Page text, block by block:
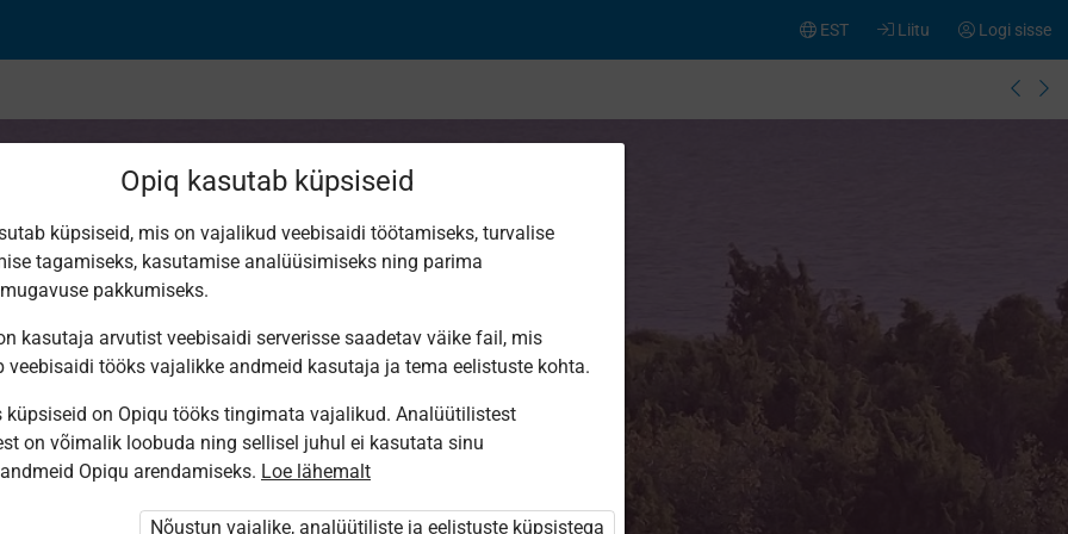
Logi sisse
Liitu
EST
ja nende kaitse
ole Opiqusse sisse logitud.
Opiq kasutab küpsiseid
küpsiseid, mis on vajalikud veebisaidi töötamiseks, turvalise
tagamiseks, kasutamise analüüsimiseks ning parima
pakkumiseks.
kasutaja arvutist veebisaidi serverisse saadetav väike fail, mis
veebisaidi tööks vajalikke andmeid kasutaja ja tema eelistuste kohta.
küpsiseid on Opiqu tööks tingimata vajalikud. Analüütilistest
on võimalik loobuda ning sellisel juhul ei kasutata sinu
Opiqu arendamiseks. Loe lähemalt
Nõustun vajalike, analüütiliste ja eelistuste küpsistega